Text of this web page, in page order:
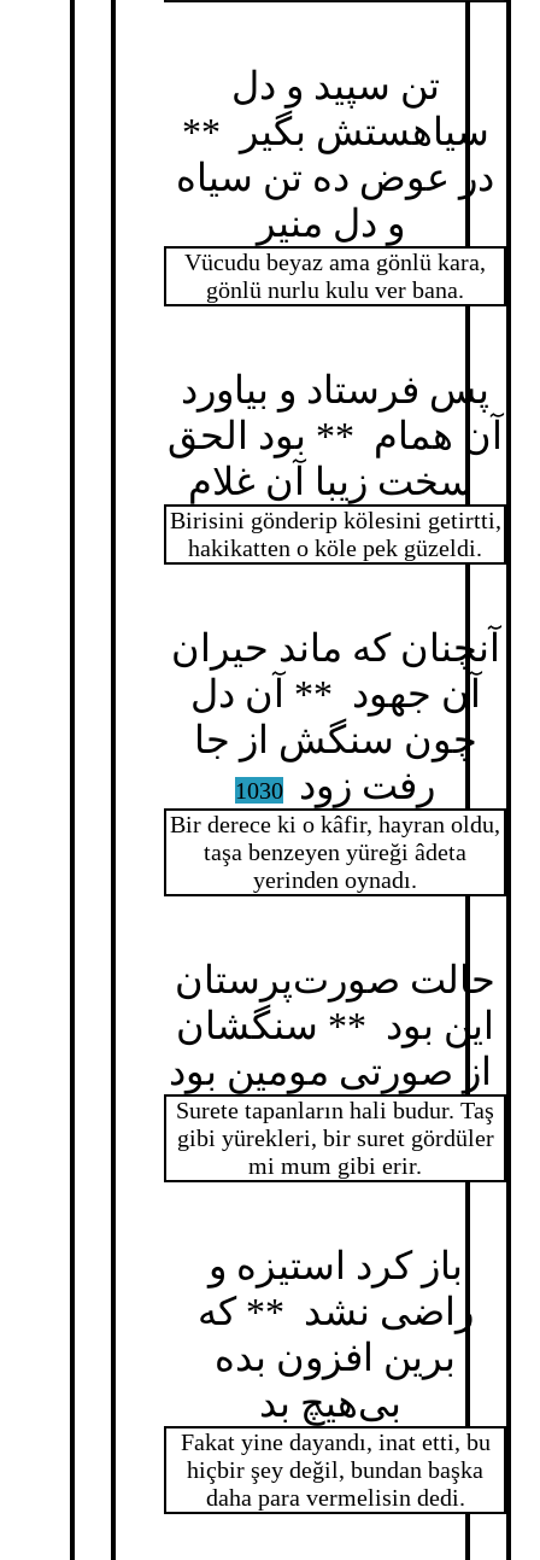
تن سپید و دل
سیاهستش بگیر **
در عوض ده تن سیاه
Vücudu beyaz ama gönlü kara,
gönlü nurlu kulu ver bana.
پس فرستاد و بیاورد
آن همام ** بود الحق
Birisini gönderip kölesini getirtti,
hakikatten o köle pek güzeldi.
آنچنان که ماند حیران
آن جهود ** آن دل
چون سنگش از جا
رفت زود
1030
Bir derece ki o kâfir, hayran oldu,
taşa benzeyen yüreği âdeta
yerinden oynadı.
حالت صورت‌پرستان
این بود ** سنگشان
Surete tapanların hali budur. Taş
gibi yürekleri, bir suret gördüler
mi mum gibi erir.
باز کرد استیزه و
راضی نشد ** که
برین افزون بده
Fakat yine dayandı, inat etti, bu
hiçbir şey değil, bundan başka
daha para vermelisin dedi.